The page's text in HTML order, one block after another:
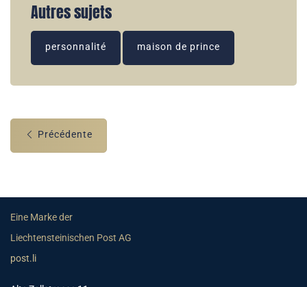
Autres sujets
personnalité maison de prince
Précédente
Eine Marke der
Liechtensteinischen Post AG
post.li